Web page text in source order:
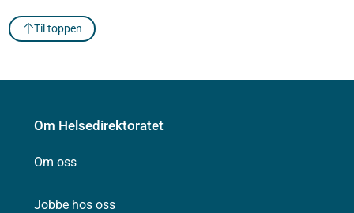
Til toppen
Om Helsedirektoratet
Om oss
Jobbe hos oss